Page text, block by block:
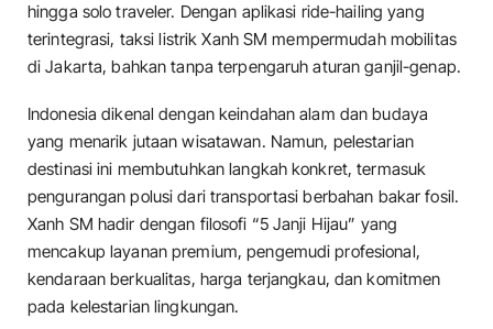
hingga solo traveler. Dengan aplikasi ride-hailing yang
terintegrasi, taksi listrik Xanh SM mempermudah mobilitas
di Jakarta, bahkan tanpa terpengaruh aturan ganjil-genap.
Indonesia dikenal dengan keindahan alam dan budaya
yang menarik jutaan wisatawan. Namun, pelestarian
destinasi ini membutuhkan langkah konkret, termasuk
pengurangan polusi dari transportasi berbahan bakar fosil.
Xanh SM hadir dengan filosofi “5 Janji Hijau” yang
mencakup layanan premium, pengemudi profesional,
kendaraan berkualitas, harga terjangkau, dan komitmen
pada kelestarian lingkungan.